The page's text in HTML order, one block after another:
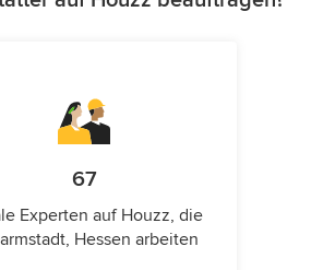
67
Experten auf Houzz, die
Hessen arbeiten